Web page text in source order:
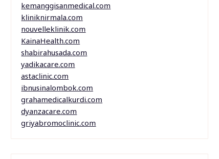
kemanggisanmedical.com
kliniknirmala.com
nouvelleklinik.com
KainaHealth.com
shabirahusada.com
yadikacare.com
astaclinic.com
ibnusinalombok.com
grahamedicalkurdi.com
dyanzacare.com
griyabromoclinic.com